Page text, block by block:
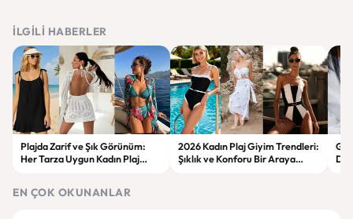
İLGILI HABERLER
Plajda Zarif ve Şık Görünüm:
Her Tarza Uygun Kadın Plaj
2026 Kadın Plaj Giyim Trendleri:
Şıklık ve Konforu Bir Araya
EN ÇOK OKUNANLAR